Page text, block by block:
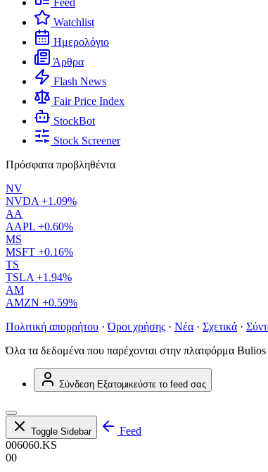
Feed
Watchlist
Ημερολόγιο
Άρθρα
Flash News
Fair Price Index
StockBot
Stock Screener
Πρόσφατα προβληθέντα
NV
NVDA +1.09%
AA
AAPL +0.60%
MS
MSFT +0.16%
TS
TSLA +1.94%
AM
AMZN +0.59%
Πολιτική απορρήτου · Όροι χρήσης · Νέα · Σχετικά ·
Όλα τα δεδομένα που παρέχονται στην πλατφόρμα Bulios
Σύνδεση Εξατομικεύστε το feed σας
Toggle Sidebar
Feed
006060.KS
00